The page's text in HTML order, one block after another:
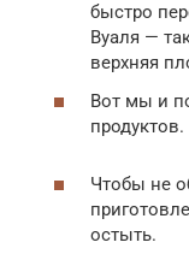
быстро
Вуаля —
верхняя
Вот мы и
продуктов.
Чтобы не
остыть.